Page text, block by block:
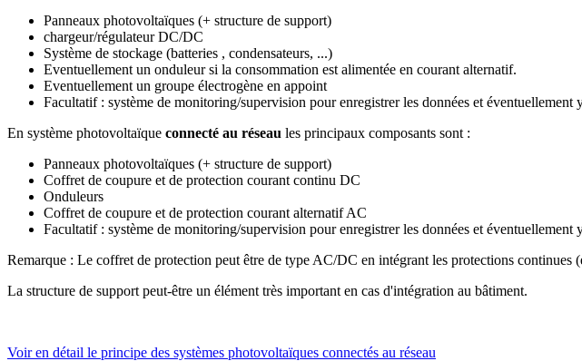
Panneaux photovoltaïques (+ structure de support)
chargeur/régulateur DC/DC
Système de stockage (batteries , condensateurs, ...)
Eventuellement un onduleur si la consommation est alimentée en courant alternatif.
Eventuellement un groupe électrogène en appoint
Facultatif : système de monitoring/supervision pour enregistrer les données et
En système photovoltaïque connecté au réseau les principaux composants sont :
Panneaux photovoltaïques (+ structure de support)
Coffret de coupure et de protection courant continu DC
Onduleurs
Coffret de coupure et de protection courant alternatif AC
Facultatif : système de monitoring/supervision pour enregistrer les données et
Remarque : Le coffret de protection peut être de type AC/DC en intégrant les protections
La structure de support peut-être un élément très important en cas d'intégration au bâtiment.
Voir en détail le principe des systèmes photovoltaïques connectés au réseau